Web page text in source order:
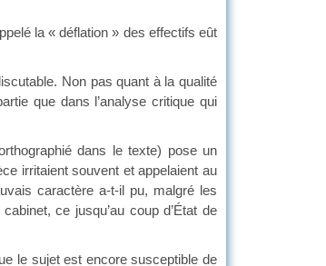
la « déflation » des effectifs eût
Non pas quant à la qualité
que dans l’analyse critique qui
dans le texte) pose un
irritaient souvent et appelaient au
caractère a-t-il pu, malgré les
ce jusqu’au coup d’État de
le sujet est encore susceptible de